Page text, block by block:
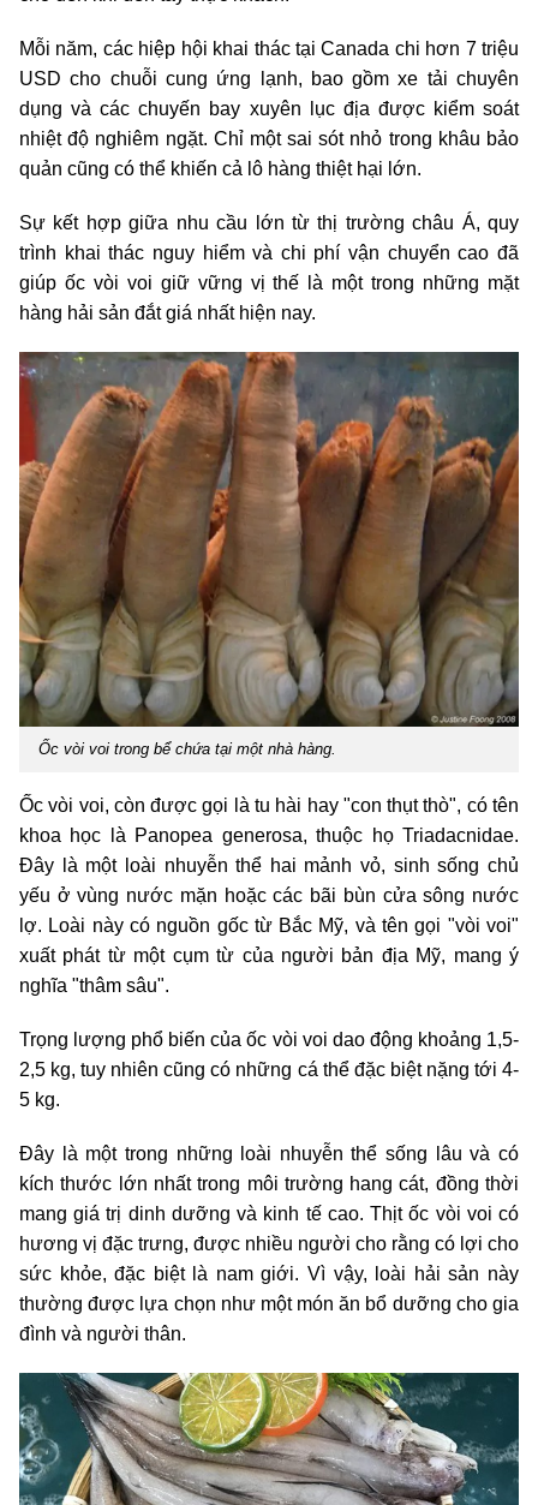
Mỗi năm, các hiệp hội khai thác tại Canada chi hơn 7 triệu
USD cho chuỗi cung ứng lạnh, bao gồm xe tải chuyên
dụng và các chuyến bay xuyên lục địa được kiểm soát
nhiệt độ nghiêm ngặt. Chỉ một sai sót nhỏ trong khâu bảo
quản cũng có thể khiến cả lô hàng thiệt hại lớn.
Sự kết hợp giữa nhu cầu lớn từ thị trường châu Á, quy
trình khai thác nguy hiểm và chi phí vận chuyển cao đã
giúp ốc vòi voi giữ vững vị thế là một trong những mặt
hàng hải sản đắt giá nhất hiện nay.
Ốc vòi voi trong bể chứa tại một nhà hàng.
Ốc vòi voi, còn được gọi là tu hài hay "con thụt thò", có tên
khoa học là Panopea generosa, thuộc họ Triadacnidae.
Đây là một loài nhuyễn thể hai mảnh vỏ, sinh sống chủ
yếu ở vùng nước mặn hoặc các bãi bùn cửa sông nước
lợ. Loài này có nguồn gốc từ Bắc Mỹ, và tên gọi "vòi voi"
xuất phát từ một cụm từ của người bản địa Mỹ, mang ý
nghĩa "thâm sâu".
Trọng lượng phổ biến của ốc vòi voi dao động khoảng 1,5-
2,5 kg, tuy nhiên cũng có những cá thể đặc biệt nặng tới 4-
5 kg.
Đây là một trong những loài nhuyễn thể sống lâu và có
kích thước lớn nhất trong môi trường hang cát, đồng thời
mang giá trị dinh dưỡng và kinh tế cao. Thịt ốc vòi voi có
hương vị đặc trưng, được nhiều người cho rằng có lợi cho
sức khỏe, đặc biệt là nam giới. Vì vậy, loài hải sản này
thường được lựa chọn như một món ăn bổ dưỡng cho gia
đình và người thân.